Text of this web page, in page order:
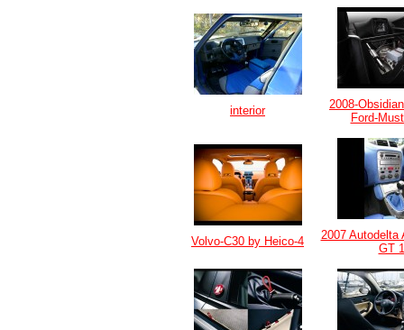
interior
2008-
Ford-
Volvo-C30 by Heico-4
2007 Autodelta
GT 1